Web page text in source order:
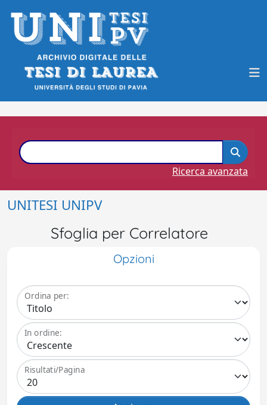
Ricerca avanzata
UNITESI UNIPV
Sfoglia per Correlatore
Opzioni
Ordina per:
In ordine:
Risultati/Pagina